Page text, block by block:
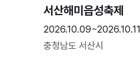
서산해미읍성축제
2026.10.09~2026.10.11
충청남도 서산시